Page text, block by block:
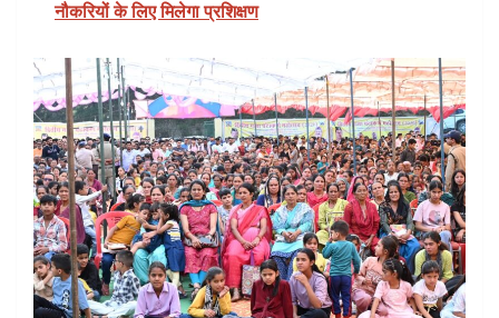
नौकरियों के लिए मिलेगा प्रशिक्षण